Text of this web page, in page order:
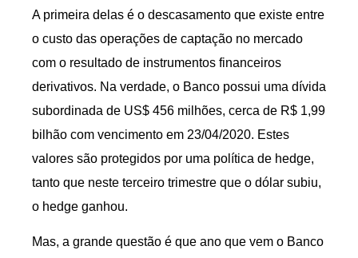
A primeira delas é o descasamento que existe entre
o custo das operações de captação no mercado
com o resultado de instrumentos financeiros
derivativos. Na verdade, o Banco possui uma dívida
subordinada de US$ 456 milhões, cerca de R$ 1,99
bilhão com vencimento em 23/04/2020. Estes
valores são protegidos por uma política de hedge,
tanto que neste terceiro trimestre que o dólar subiu,
o hedge ganhou.
Mas, a grande questão é que ano que vem o Banco